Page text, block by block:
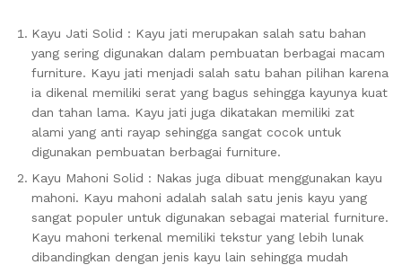
Kayu Jati Solid : Kayu jati merupakan salah satu bahan
yang sering digunakan dalam pembuatan berbagai macam
furniture. Kayu jati menjadi salah satu bahan pilihan karena
ia dikenal memiliki serat yang bagus sehingga kayunya kuat
dan tahan lama. Kayu jati juga dikatakan memiliki zat
alami yang anti rayap sehingga sangat cocok untuk
digunakan pembuatan berbagai furniture.
Kayu Mahoni Solid : Nakas juga dibuat menggunakan kayu
mahoni. Kayu mahoni adalah salah satu jenis kayu yang
sangat populer untuk digunakan sebagai material furniture.
Kayu mahoni terkenal memiliki tekstur yang lebih lunak
dibandingkan dengan jenis kayu lain sehingga mudah